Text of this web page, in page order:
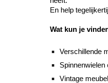
En help
Wat kun je
Verschillende
Spinnenwielen
Vintage m